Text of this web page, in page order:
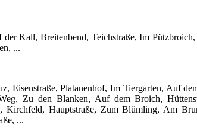
Kall, Breitenbend, Teichstraße, Im
...
Eisenstraße, Platanenhof, Im Tiergarten, Auf
Zu den Blanken, Auf dem Broich,
Hauptstraße, Zum Blümling, Am
...